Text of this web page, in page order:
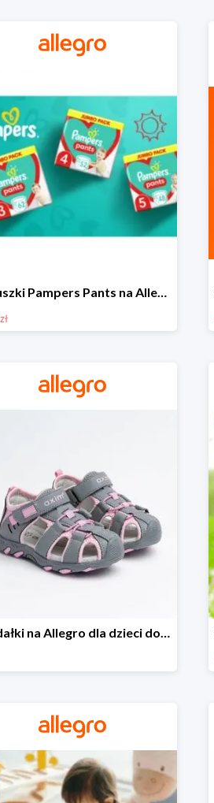
Pieluszki Pampers Pants na Allegro od 42,90 zł
Sandałki na Allegro dla dzieci do -30%